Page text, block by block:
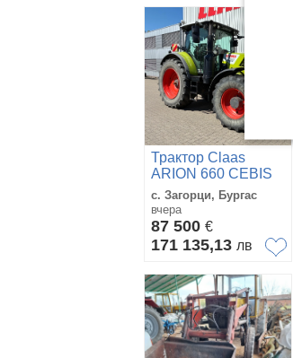
Трактор Claas
ARION 660 CEBIS
НАВИГАЦИЯ
с. Загорци, Бургас
вчера
87 500 €
171 135,13 лв